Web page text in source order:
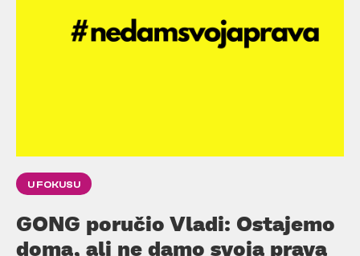
U FOKUSU
GONG poručio Vladi: Ostajemo
doma, ali ne damo svoja prava